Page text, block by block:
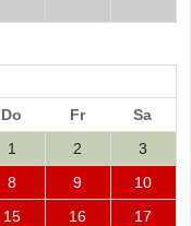
Do Fr
Sa
1
2
3
8 9
10
15 16
17